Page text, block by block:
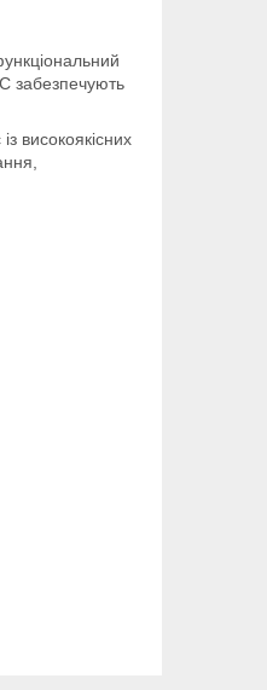
забезпечують
високоякісних